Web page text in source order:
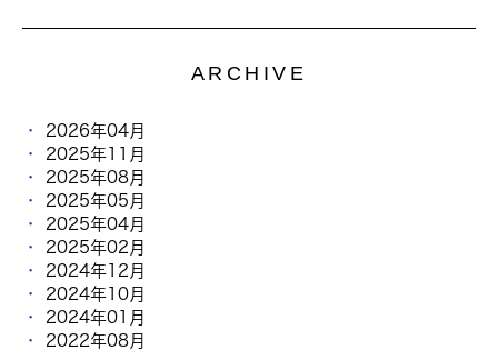
ARCHIVE
2026年04月
2025年11月
2025年08月
2025年05月
2025年04月
2025年02月
2024年12月
2024年10月
2024年01月
2022年08月